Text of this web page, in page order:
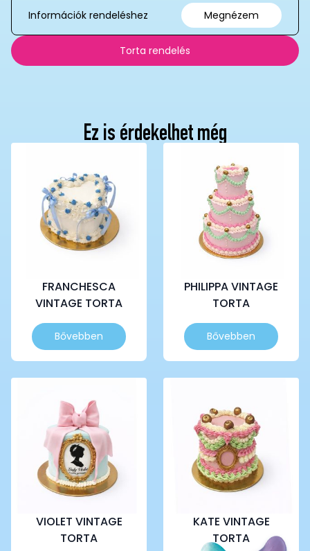
Információk rendeléshez
Megnézem
Torta rendelés
Ez is érdekelhet még
FRANCHESCA
VINTAGE TORTA
Bővebben
Ennek
a
terméknek
változatok
termékoldalon
választhatók
PHILIPPA VINTAGE
TORTA
Bővebben
Ennek
a
terméknek
változatok
termékoldalon
választhatók
VIOLET VINTAGE
TORTA
KATE VINTAGE
TORTA